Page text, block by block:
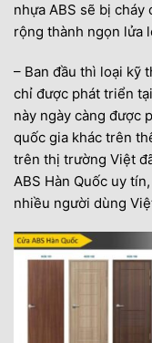
nhựa ABS sẽ bị
rộng thành ngọn lửa
– Ban đầu thì loại kỹ
chỉ được phát triển
này ngày càng được
quốc gia khác trên
trên thị trường Việt
ABS Hàn Quốc uy
nhiều người dùng